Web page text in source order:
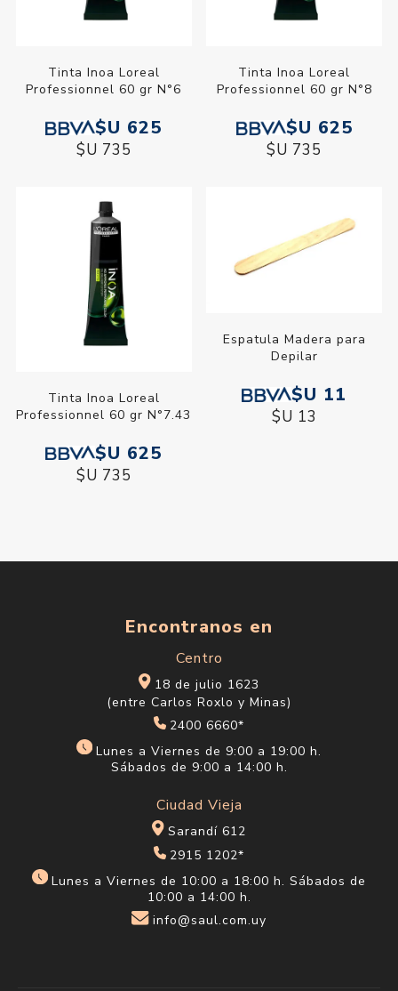
Tinta Inoa Loreal
Professionnel 60 gr N°6
$U 625
$U 735
Tinta Inoa Loreal
Professionnel 60 gr N°8
$U 625
$U 735
Tinta Inoa Loreal
Professionnel 60 gr N°7.43
$U 625
$U 735
Espatula Madera para
Depilar
$U 11
$U 13
Encontranos en
Centro
18 de julio 1623
(entre Carlos Roxlo y Minas)
2400 6660*
Lunes a Viernes de 9:00 a 19:00 h.
Sábados de 9:00 a 14:00 h.
Ciudad Vieja
Sarandí 612
2915 1202*
Lunes a Viernes de 10:00 a 18:00 h. Sábados de
10:00 a 14:00 h.
info@saul.com.uy